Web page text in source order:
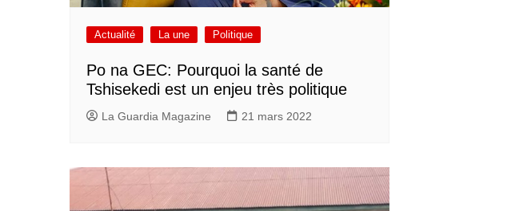
Actualité La une Politique
Po na GEC: Pourquoi la santé de
Tshisekedi est un enjeu très politique
La Guardia Magazine 21 mars 2022